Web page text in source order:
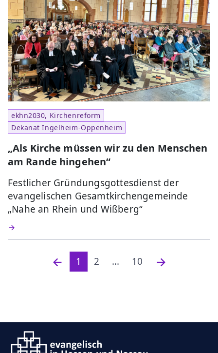
ekhn2030, Kirchenreform
Dekanat Ingelheim-Oppenheim
„Als Kirche müssen wir zu den Menschen
am Rande hingehen“
Festlicher Gründungsgottesdienst der
evangelischen Gesamtkirchengemeinde
„Nahe an Rhein und Wißberg“
1 2 ... 10